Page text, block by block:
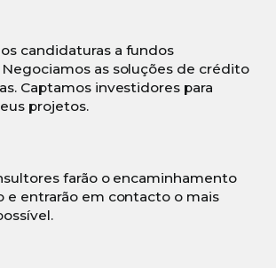
candidaturas a fundos
as soluções de crédito
Captamos investidores para
projetos.
farão o encaminhamento
e entrarão em contacto o mais